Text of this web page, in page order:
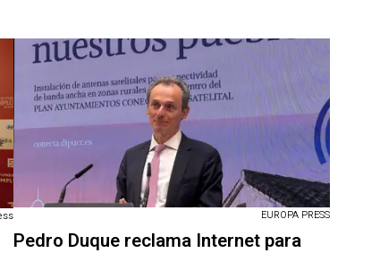
EUROPA PRESS
Pedro Duque reclama Internet para